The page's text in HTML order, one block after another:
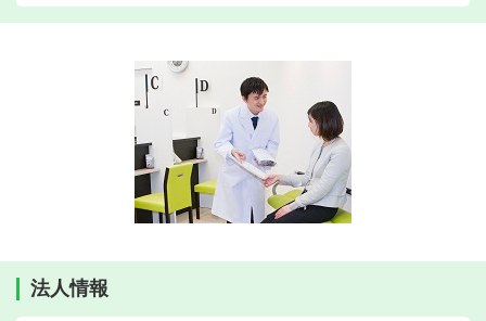
法人情報